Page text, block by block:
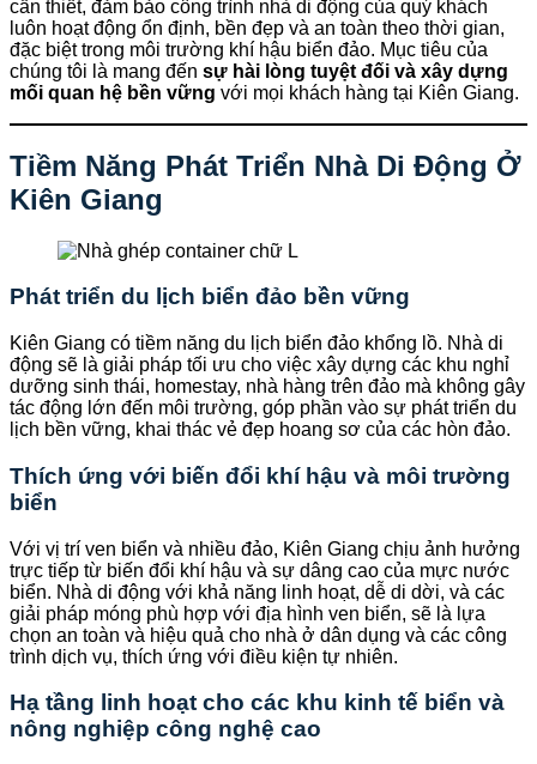
cần thiết, đảm bảo công trình nhà di động của quý khách
luôn hoạt động ổn định, bền đẹp và an toàn theo thời gian,
đặc biệt trong môi trường khí hậu biển đảo. Mục tiêu của
chúng tôi là mang đến sự hài lòng tuyệt đối và xây dựng
mối quan hệ bền vững với mọi khách hàng tại Kiên Giang.
Tiềm Năng Phát Triển Nhà Di Động Ở
Kiên Giang
Phát triển du lịch biển đảo bền vững
Kiên Giang có tiềm năng du lịch biển đảo khổng lồ. Nhà di
động sẽ là giải pháp tối ưu cho việc xây dựng các khu nghỉ
dưỡng sinh thái, homestay, nhà hàng trên đảo mà không gây
tác động lớn đến môi trường, góp phần vào sự phát triển du
lịch bền vững, khai thác vẻ đẹp hoang sơ của các hòn đảo.
Thích ứng với biến đổi khí hậu và môi trường
biển
Với vị trí ven biển và nhiều đảo, Kiên Giang chịu ảnh hưởng
trực tiếp từ biến đổi khí hậu và sự dâng cao của mực nước
biển. Nhà di động với khả năng linh hoạt, dễ di dời, và các
giải pháp móng phù hợp với địa hình ven biển, sẽ là lựa
chọn an toàn và hiệu quả cho nhà ở dân dụng và các công
trình dịch vụ, thích ứng với điều kiện tự nhiên.
Hạ tầng linh hoạt cho các khu kinh tế biển và
nông nghiệp công nghệ cao